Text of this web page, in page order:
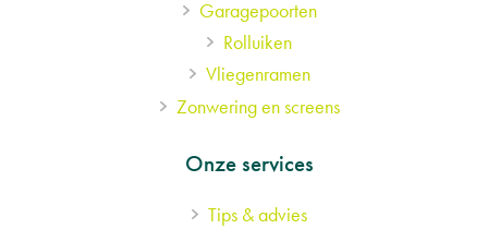
Garagepoorten
Rolluiken
Vliegenramen
Zonwering en screens
Onze services
Tips & advies